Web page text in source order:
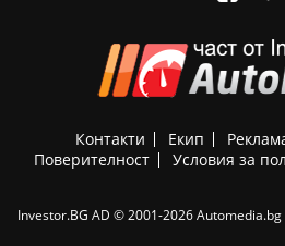
Контакти Екип
Поверителност
Условия за
Investor.BG AD © 2001-2026